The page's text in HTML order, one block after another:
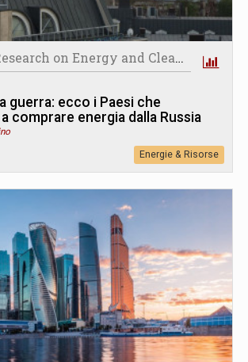
Centre for Research on Energy and Clean Air
guerra: ecco i Paesi che
comprare energia dalla Russia
Energie & Risorse